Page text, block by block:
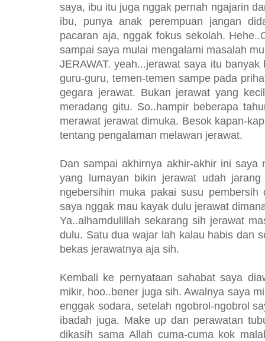
saya, ibu itu juga nggak pernah ngajarin
ibu, punya anak perempuan jangan
pacaran aja, nggak fokus sekolah.
sampai saya mulai mengalami masalah
JERAWAT. yeah...jerawat saya itu
guru-guru, temen-temen sampe pada
gegara jerawat. Bukan jerawat yang
meradang gitu. So..hampir beberapa
merawat jerawat dimuka. Besok kapan-
tentang pengalaman melawan jerawat.
Dan sampai akhirnya akhir-akhir ini saya
yang lumayan bikin jerawat udah
ngebersihin muka pakai susu
saya nggak mau kayak dulu jerawat
Ya..alhamdulillah sekarang sih jerawat
dulu. Satu dua wajar lah kalau habis dan
bekas jerawatnya aja sih.
Kembali ke pernyataan sahabat saya
mikir, hoo..bener juga sih. Awalnya saya
enggak sodara, setelah ngobrol-ngobrol
ibadah juga. Make up dan perawatan
dikasih sama Allah cuma-cuma kok